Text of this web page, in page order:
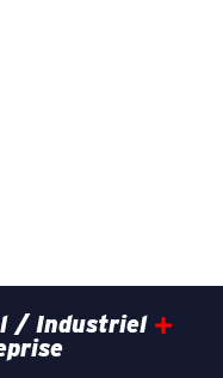
/ Industriel